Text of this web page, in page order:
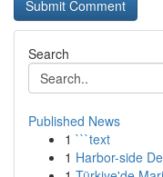
Search
Published News
1 ```text
1 Harbor-side